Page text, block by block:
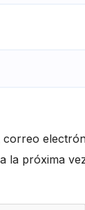
correo
la próxima